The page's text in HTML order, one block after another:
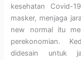
kesehatan Covid-
masker, menjaga
new normal itu
perekonomian.
didesain untuk